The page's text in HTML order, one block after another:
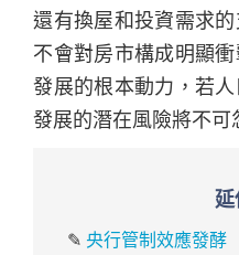
還有換屋和投資需求
不會對房市構成明顯
發展的根本動力，若
發展的潛在風險將不可
✎ 央行管制效應發